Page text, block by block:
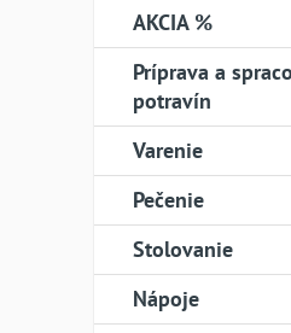
AKCIA %
Príprava a
potravín
Varenie
Pečenie
Stolovanie
Nápoje